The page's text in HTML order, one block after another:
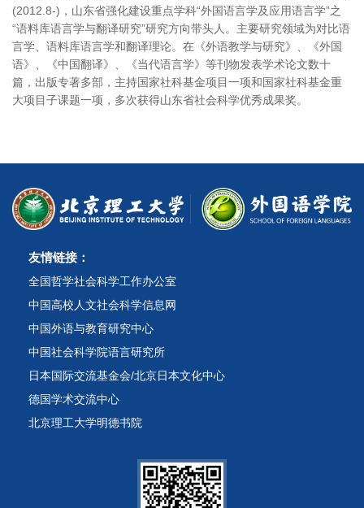
(2012.8-)，山东省强化建设重点学科“外国语言学及应用语言学”之
“语料库语言学与翻译研究”研究方向带头人。主要研究领域为对比语
言学、语料库语言学和翻译理论。在《外语教学与研究》、《外国
语》、《中国翻译》、《当代语言学》等刊物发表学术论文数十
篇，出版专著多部，主持国家社科基金项目一项和国家社科基金重
大项目子课题一项，多次获得山东省社会科学优秀成果奖。
友情链接：
全国哲学社会科学工作办公室
中国高校人文社会科学信息网
中国外语与教育研究中心
中国社会科学院语言研究所
日本国际交流基金会/北京日本文化中心
德国学术交流中心
北京理工大学明德书院